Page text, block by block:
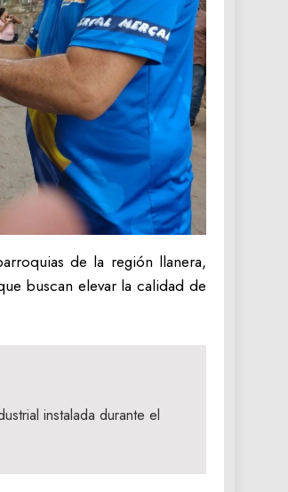
de la región llanera,
buscan elevar la calidad de
instalada durante el